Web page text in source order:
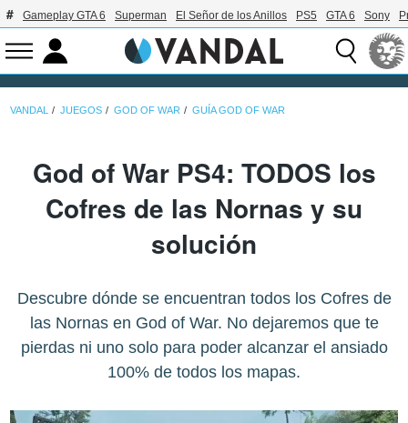
Gameplay GTA 6 Superman El Señor de los Anillos PS5 GTA 6 Sony
VANDAL JUEGOS GOD OF WAR GUÍA GOD OF WAR
God of War PS4: TODOS los
Cofres de las Nornas y su
solución
Descubre dónde se encuentran todos los Cofres de
las Nornas en God of War. No dejaremos que te
pierdas ni uno solo para poder alcanzar el ansiado
100% de todos los mapas.